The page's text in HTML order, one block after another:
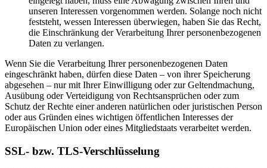
unseren Interessen vorgenommen werden. Solange noch nicht
feststeht, wessen Interessen überwiegen, haben Sie das Recht,
die Einschränkung der Verarbeitung Ihrer personenbezogenen
Daten zu verlangen.
Wenn Sie die Verarbeitung Ihrer personenbezogenen Daten
eingeschränkt haben, dürfen diese Daten – von ihrer Speicherung
abgesehen – nur mit Ihrer Einwilligung oder zur Geltendmachung,
Ausübung oder Verteidigung von Rechtsansprüchen oder zum
Schutz der Rechte einer anderen natürlichen oder juristischen Person
oder aus Gründen eines wichtigen öffentlichen Interesses der
Europäischen Union oder eines Mitgliedstaats verarbeitet werden.
SSL- bzw. TLS-Verschlüsselung